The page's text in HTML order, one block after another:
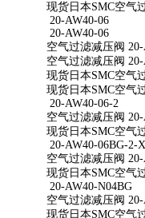
现货日本SMC空气
20-AW40-06
20-AW40-06
空气过滤减压阀 20-
空气过滤减压阀 20-
现货日本SMC空气
现货日本SMC空气
20-AW40-06-2
空气过滤减压阀
现货日本SMC空气
20-AW40-06BG-2-
空气过滤减压阀
现货日本SMC空气
20-AW40-N04BG
空气过滤减压阀
现货日本SMC空气